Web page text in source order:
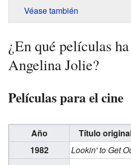
Véase también
¿En qué películas
Angelina Jolie?
Películas para el cine
Año Título
1982
Lookin' to Get